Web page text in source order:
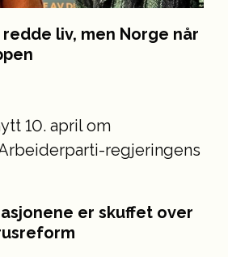
redde liv, men Norge når
er skuffet over